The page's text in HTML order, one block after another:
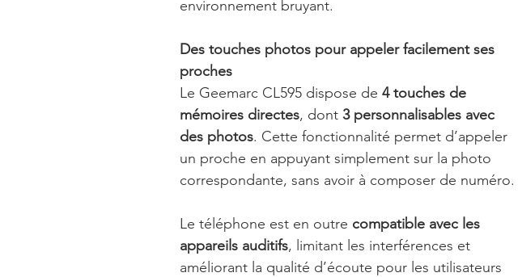
environnement bruyant.
Des touches photos pour appeler facilement ses
proches
Le Geemarc CL595 dispose de 4 touches de
mémoires directes, dont 3 personnalisables avec
des photos. Cette fonctionnalité permet d’appeler
un proche en appuyant simplement sur la photo
correspondante, sans avoir à composer de numéro.
Le téléphone est en outre compatible avec les
appareils auditifs, limitant les interférences et
améliorant la qualité d’écoute pour les utilisateurs